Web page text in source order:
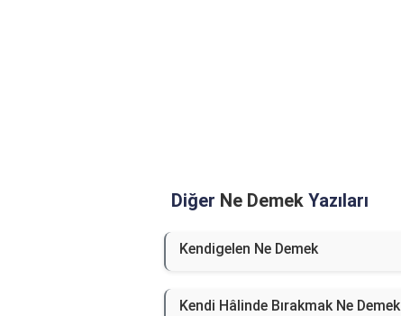
Diğer Ne Demek Yazıları
Kendigelen Ne Demek
Kendi Hâlinde Bırakmak Ne Demek